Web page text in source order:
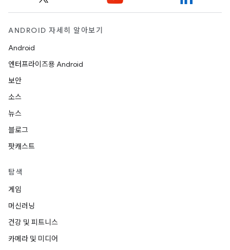
ANDROID 자세히 알아보기
Android
엔터프라이즈용 Android
보안
소스
뉴스
블로그
팟캐스트
탐색
게임
머신러닝
건강 및 피트니스
카메라 및 미디어